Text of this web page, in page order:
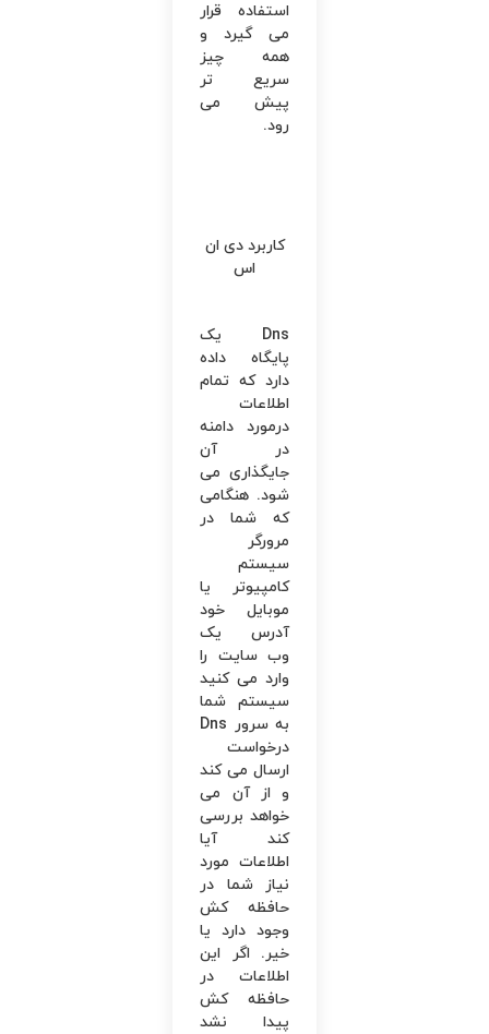
استفاده قرار
می‌ گیرد و
همه‌ چیز
سریع‌ تر
پیش می
‌رود.
کاربرد دی ان
اس
Dns یک
پایگاه داده
دارد که تمام
اطلاعات
درمورد دامنه
در آن
جایگذاری می
‌شود. هنگامی
‌که شما در
مرورگر
سیستم
کامپیوتر یا
موبایل خود
آدرس یک
وب ‌سایت را
وارد می ‌کنید
سیستم شما
به سرور Dns
درخواست
ارسال می‌ کند
و از آن می‌
خواهد بررسی
کند آیا
اطلاعات مورد
نیاز شما در
حافظه کش
وجود دارد یا
خیر. اگر این
اطلاعات در
حافظه کش
پیدا نشد